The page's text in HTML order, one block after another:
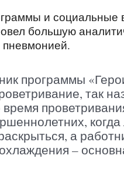
и социальные
большую
программы
так
а
–